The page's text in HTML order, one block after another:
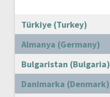
Türkiye (Turkey)
Almanya (Germany)
Bulgaristan (Bulgaria)
Danimarka (Denmark)